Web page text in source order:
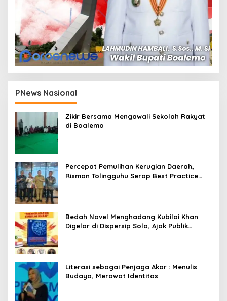
PNews Nasional
Zikir Bersama Mengawali Sekolah Rakyat
di Boalemo
Percepat Pemulihan Kerugian Daerah,
Risman Tolingguhu Serap Best Practice
Bedah Novel Menghadang Kubilai Khan
Digelar di Dispersip Solo, Ajak Publik
Literasi sebagai Penjaga Akar : Menulis
Budaya, Merawat Identitas